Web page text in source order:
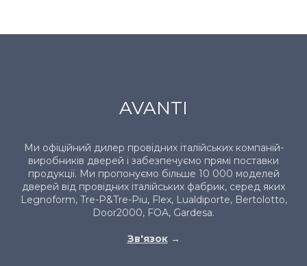
AVANTI
Ми офіційний дилер провідних італійських компаній-
виробників дверей і забезпечуємо прямі поставки
продукції. Ми пропонуємо більше 10 000 моделей
дверей від провідних італійських фабрик, серед яких
Legnoform, Tre-P&Tre-Piu, Flex, Lualdiporte, Bertolotto,
Door2000, FOA, Gardesa.
Зв'язок →